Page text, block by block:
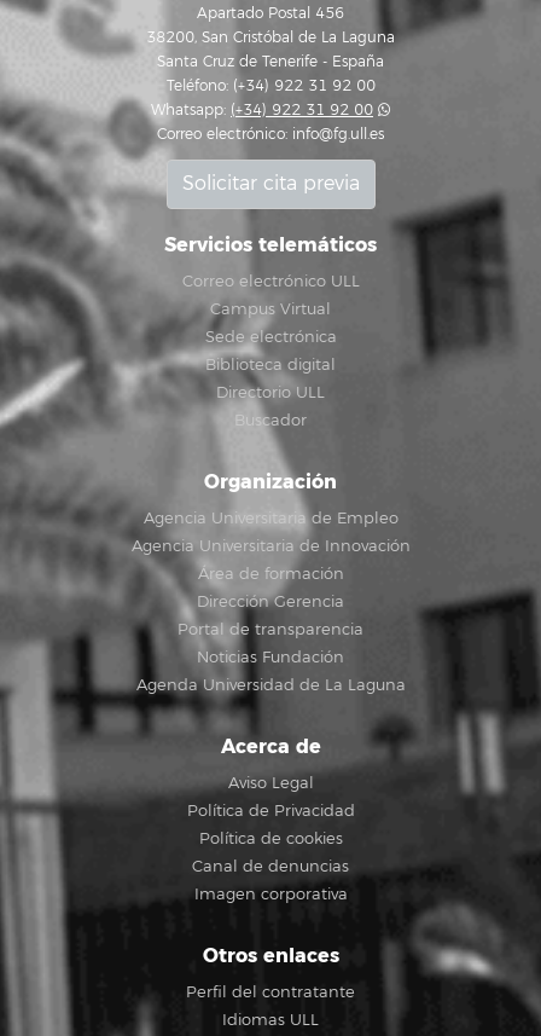
Apartado Postal 456
38200, San Cristóbal de La Laguna
Santa Cruz de Tenerife - España
Teléfono: (+34) 922 31 92 00
Whatsapp: (+34) 922 31 92 00
Correo electrónico: info@fg.ull.es
Solicitar cita previa
Servicios telemáticos
Correo electrónico ULL
Campus Virtual
Sede electrónica
Biblioteca digital
Directorio ULL
Buscador
Organización
Agencia Universitaria de Empleo
Agencia Universitaria de Innovación
Área de formación
Dirección Gerencia
Portal de transparencia
Noticias Fundación
Agenda Universidad de La Laguna
Acerca de
Aviso Legal
Política de Privacidad
Política de cookies
Canal de denuncias
Imagen corporativa
Otros enlaces
Perfil del contratante
Idiomas ULL